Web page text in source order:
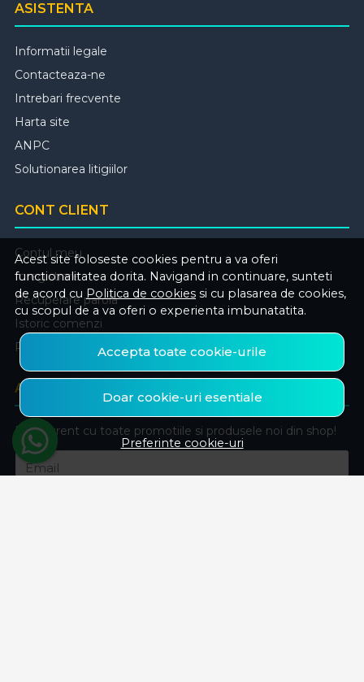
Acest site foloseste cookies pentru a va oferi
functionalitatea dorita. Navigand in continuare, sunteti
de acord cu Politica de cookies si cu plasarea de cookies,
cu scopul de a va oferi o experienta imbunatatita.
Accepta toate cookie-urile
Doar cookie-uri esentiale
Preferinte cookie-uri
ASISTENTA
Informatii legale
Contacteaza-ne
Intrebari frecvente
Harta site
ANPC
Solutionarea litigiilor
CONT CLIENT
Contul meu
Inregistrare
Recuperare parola
Istoric comenzi
Produse favorite
ABONEAZA-TE LA NEWSLETTER
Fii la curent cu toate promotiile si produsele noi din shop!
Email